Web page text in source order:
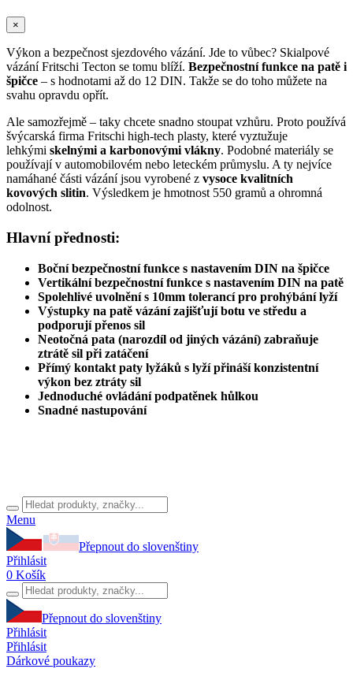
×
Výkon a bezpečnost sjezdového vázání. Jde to vůbec? Skialpové
vázání Fritschi Tecton se tomu blíží. Bezpečnostní funkce na patě i
špičce – s hodnotami až do 12 DIN. Takže se do toho můžete na
svahu opravdu opřít.
Ale samozřejmě – taky chcete snadno stoupat vzhůru. Proto používá
švýcarská firma Fritschi high-tech plasty, které vyztužuje
lehkými skelnými a karbonovými vlákny. Podobné materiály se
používají v automobilovém nebo leteckém průmyslu. A ty nejvíce
namáhané části vázání jsou vyrobené z vysoce kvalitních
kovových slitin. Výsledkem je hmotnost 550 gramů a ohromná
odolnost.
Hlavní přednosti:
Boční bezpečnostní funkce s nastavením DIN na špičce
Vertikální bezpečnostní funkce s nastavením DIN na patě
Spolehlivé uvolnění s 10mm tolerancí pro prohýbání lyží
Výstupky na patě vázání zajišťují botu ve středu a
podporují přenos sil
Neotočná pata (narozdíl od jiných vázání) zabraňuje
ztrátě sil při zatáčení
Přímý kontakt paty lyžáků s lyží přináší konzistentní
výkon bez ztráty sil
Jednoduché ovládání podpatěnek hůlkou
Snadné nastupování
Menu
Přepnout do slovenštiny
Přihlásit
0 Košík
Přepnout do slovenštiny
Přihlásit
Přihlásit
Dárkové poukazy